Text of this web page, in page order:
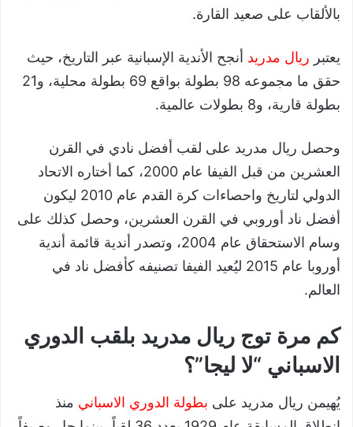
بالألقاب على صعيد القارة.
يعتبر ريال مدريد أنجح الأندية الإسبانية عبر التاريخ، حيث
حقق ما مجموعه 98 بطولة بواقع 69 بطولة محلية، و21
بطولة قارية، و8 بطولات عالمية.
وحصل ريال مدريد على لقب أفضل نادي في القرن
العشرين من قبل الفيفا عام 2000، كما أختاره الاتحاد
الدولي لتاريخ واحصاءات كرة القدم عام 2010 ليكون
أفضل ناد أوروبي في القرن العشرين، وحصل كذلك على
وسام الاستحقاق عام 2004، وتصدر أندية قائمة أندية
أوروبا عام 2015 ليُعيد الفيفا تصنيفه كأفضل ناد في
العالم.
كم مرة توج ريال مدريد بلقب الدوري
الاسباني “لا ليجا”؟
يُهيمن ريال مدريد على بطولة الدوري الاسباني منذ